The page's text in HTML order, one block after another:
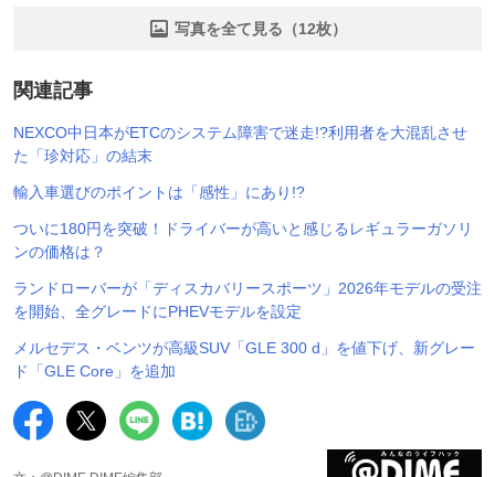
写真を全て見る（12枚）
関連記事
NEXCO中日本がETCのシステム障害で迷走!?利用者を大混乱させ
た「珍対応」の結末
輸入車選びのポイントは「感性」にあり!?
ついに180円を突破！ドライバーが高いと感じるレギュラーガソリ
ンの価格は？
ランドローバーが「ディスカバリースポーツ」2026年モデルの受注
を開始、全グレードにPHEVモデルを設定
メルセデス・ベンツが高級SUV「GLE 300 d」を値下げ、新グレー
ド「GLE Core」を追加